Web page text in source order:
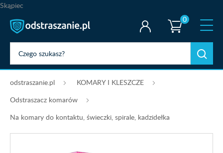
Skąpiec
0
odstraszanie.pl
KOMARY I KLESZCZE
Odstraszacz komarów
Na komary do kontaktu, świeczki, spirale, kadzidełka